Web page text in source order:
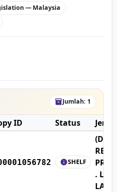
— Malaysia
inventory_2Jumlah: 1
ID Status Jenis
infoSHELF
(D25)
REAL
.
LAW